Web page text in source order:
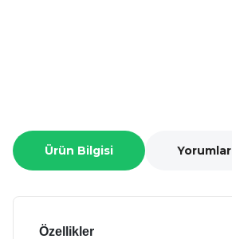
Ürün Bilgisi Yorumlar
Özellikler